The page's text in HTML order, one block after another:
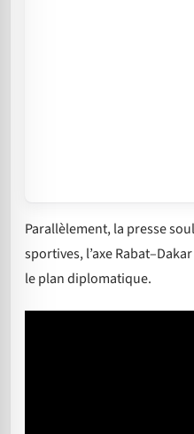
Parallèlement, la presse
sportives, l’axe
le plan diplomatique.